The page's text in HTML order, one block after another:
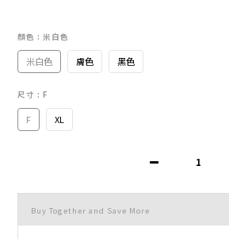
顏色 : 米白色
米白色 膚色 黑色
尺寸 : F
F XL
Buy Together and Save More